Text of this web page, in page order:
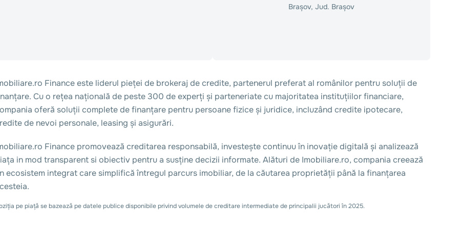
Brașov, Jud. Brașov
Finance este liderul pieței de brokeraj de credite, partenerul preferat al românilor pentru soluții de
Cu o rețea națională de peste 300 de experți și parteneriate cu majoritatea instituțiilor financiare,
oferă soluții complete de finanțare pentru persoane fizice și juridice, incluzând credite ipotecare,
de nevoi personale, leasing și asigurări.
Finance promovează creditarea responsabilă, investește continuu în inovație digitală și analizează
in mod transparent si obiectiv pentru a susține decizii informate. Alături de Imobiliare.ro, compania creează
ecosistem integrat care simplifică întregul parcurs imobiliar, de la căutarea proprietății până la finanțarea
pe piață se bazează pe datele publice disponibile privind volumele de creditare intermediate de principalii jucători în 2025.